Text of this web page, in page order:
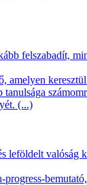
felszabadít,
amelyen
(...)
leföldelt